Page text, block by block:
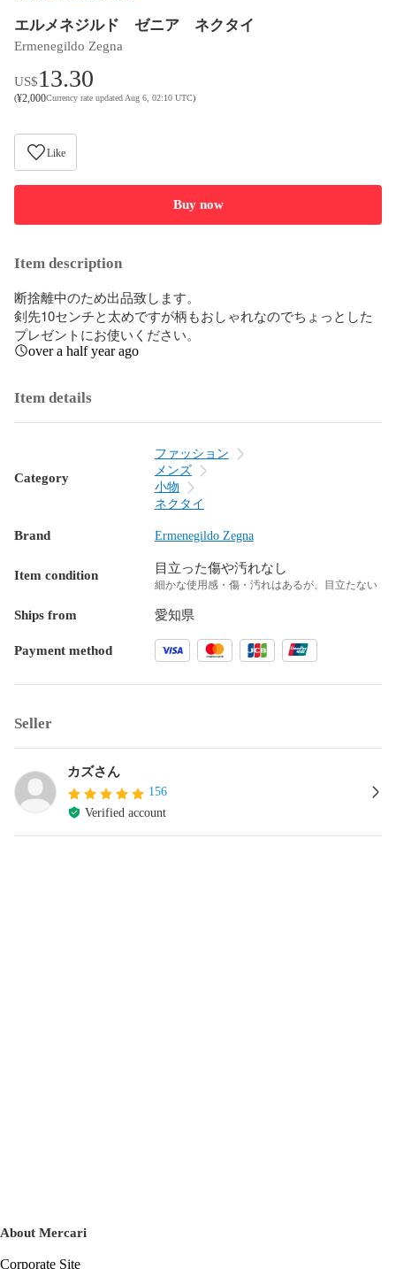
エルメネジルド ゼニア ネクタイ
Ermenegildo Zegna
US$13.30
(¥2,000Currency rate updated Aug 6, 02:10 UTC)
Like
Buy now
Item description
断捨離中のため出品致します。
剣先10センチと太めですが柄もおしゃれなのでちょっとした
プレゼントにお使いください。
over a half year ago
Item details
Category
ファッション
メンズ
小物
ネクタイ
Brand Ermenegildo Zegna
Item condition 目立った傷や汚れなし
細かな使用感・傷・汚れはあるが、目立たない
Ships from 愛知県
Payment method
Seller
カズさん
156
Verified account
About Mercari
Corporate Site